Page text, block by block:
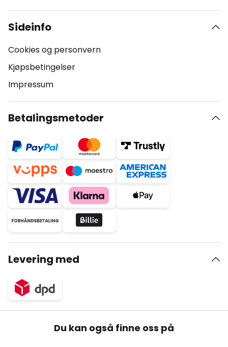
Sideinfo
Cookies og personvern
Kjøpsbetingelser
Impressum
Betalingsmetoder
Levering med
Du kan også finne oss på